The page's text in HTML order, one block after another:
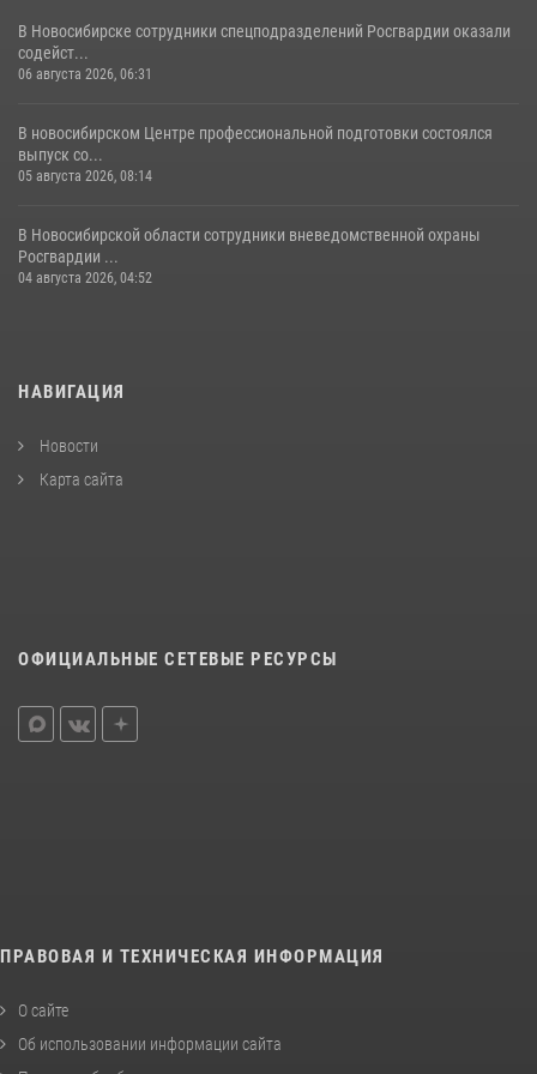
В Новосибирске сотрудники спецподразделений Росгвардии оказали
содейст...
06 августа 2026, 06:31
В новосибирском Центре профессиональной подготовки состоялся
выпуск со...
05 августа 2026, 08:14
В Новосибирской области сотрудники вневедомственной охраны
Росгвардии ...
04 августа 2026, 04:52
НАВИГАЦИЯ
Новости
Карта сайта
ОФИЦИАЛЬНЫЕ СЕТЕВЫЕ РЕСУРСЫ
ПРАВОВАЯ И ТЕХНИЧЕСКАЯ ИНФОРМАЦИЯ
О сайте
Об использовании информации сайта